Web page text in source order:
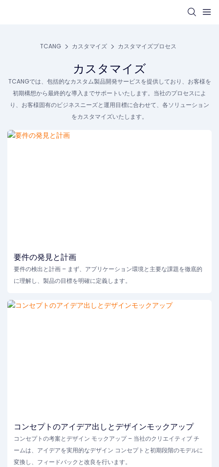
TCANG カスタマイズ カスタマイズプロセス
カスタマイズ
TCANGでは、包括的なカスタム製品開発サービスを提供しており、お客様を
初期構想から最終的な導入までサポートいたします。当社のプロセスによ
り、お客様固有のビジネスニーズと運用目標に合わせて、各ソリューション
をカスタマイズいたします。
要件の発見と計画
要件の検出と計画 – まず、アプリケーション環境と主要な課題を徹底的
に理解し、製品の目標を明確に定義します。
コンセプトのアイデア出しとデザインモックアップ
コンセプトの考案とデザイン モックアップ – 当社のクリエイティブ チ
ームは、アイデアを実用的なデザイン コンセプトと初期段階のモデルに
変換し、フィードバックと改良を行います。